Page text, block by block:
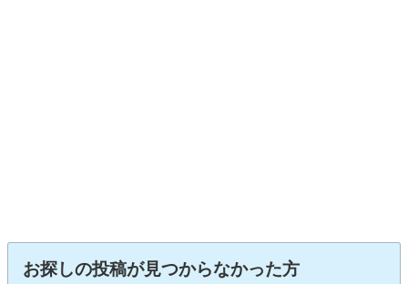
お探しの投稿が見つからなかった方